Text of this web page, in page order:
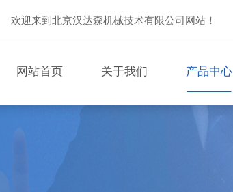
欢迎来到北京汉达森机械技术有限公司网站！
网站首页 关于我们 产品中心